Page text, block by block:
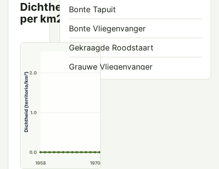
Dichtheid
per km2
Territoria
per km²
0.0
1.0
2.0
Dichtheid (territoria/km²)
1958 1970
Bonte Tapuit
Bonte Vliegenvanger
Gekraagde Roodstaart
Grauwe Vliegenvanger
Roetvliegenvanger